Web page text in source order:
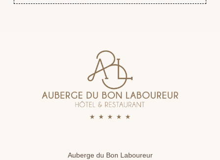
Auberge du Bon Laboureur